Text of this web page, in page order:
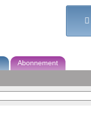

Abonnement